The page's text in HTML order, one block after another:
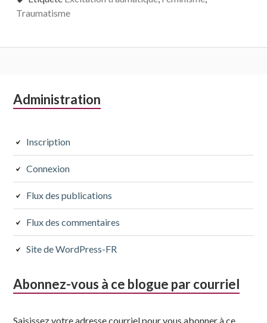
Traumatisme
Colonne
subsidiaire
Administration
Inscription
Connexion
Flux des publications
Flux des commentaires
Site de WordPress-FR
Abonnez-vous à ce blogue par courriel
Saisissez votre adresse courriel pour vous abonner à ce